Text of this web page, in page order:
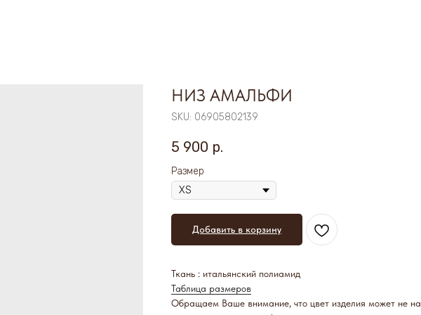
НИЗ АМАЛЬФИ
SKU: 06905802139
5 900 р.
Размер
Добавить в корзину
Ткань : итальянский полиамид
Таблица размеров
Обращаем Ваше внимание, что цвет изделия может не на